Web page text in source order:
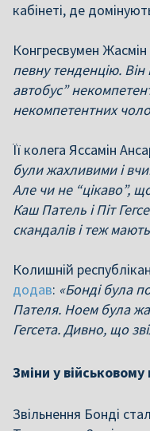
кабінеті, де
Конгресвумен
певну тенденцію.
автобус”
некомпетентних
Її колега Яссамін
були жахливими і
Але чи не “цікаво”,
Каш Патель і Піт
скандалів і теж
Колишній
додав: «Бонді була
Пателя. Ноем була
Гегсета. Дивно, що
Зміни у військовому
Звільнення Бонді